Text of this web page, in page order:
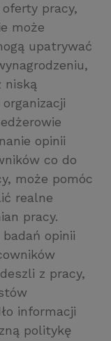
pracy,
może
upatrywać
niską
opinii
co do
może pomóc
realne
pracy.
opinii
z pracy,
informacji
politykę